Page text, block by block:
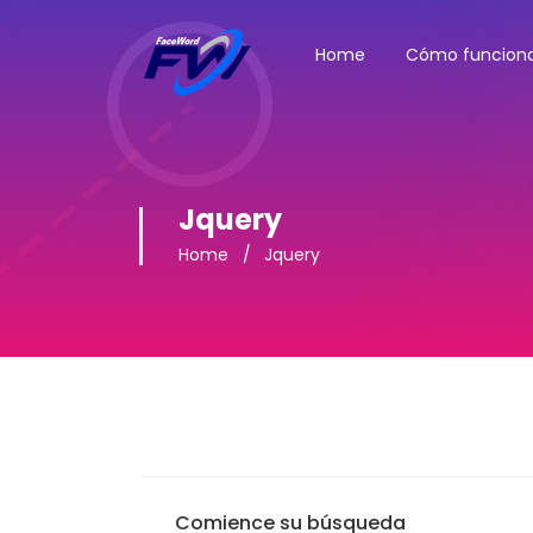
Home Cómo
Jquery
Home Jquery
Comience su búsqueda